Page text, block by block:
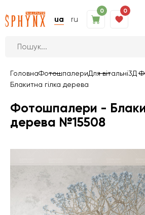
ua ru
0 0
ГоловнаФотошпалериДля вітальні3Д
Блакитна гілка дерева
Фотошпалери -
дерева №15508